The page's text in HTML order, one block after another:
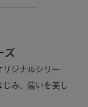
ズ
リジナルシリー
み、装いを美し